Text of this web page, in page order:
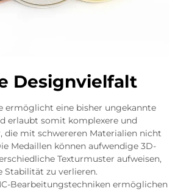
Designvielfalt
ermöglicht eine bisher ungekannte
erlaubt somit komplexere und
die mit schwereren Materialien nicht
Medaillen können aufwendige 3D-
Texturmuster aufweisen,
Stabilität zu verlieren.
Bearbeitungstechniken ermöglichen